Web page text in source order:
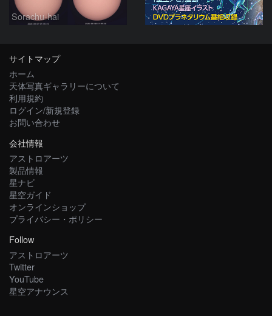
Sorachu-hai
サイトマップ
ホーム
天体写真ギャラリーについて
利用規約
ログイン/新規登録
お問い合わせ
会社情報
アストロアーツ
製品情報
星ナビ
星空ガイド
オンラインショップ
プライバシー・ポリシー
Follow
アストロアーツ
Twitter
YouTube
星空アナウンス